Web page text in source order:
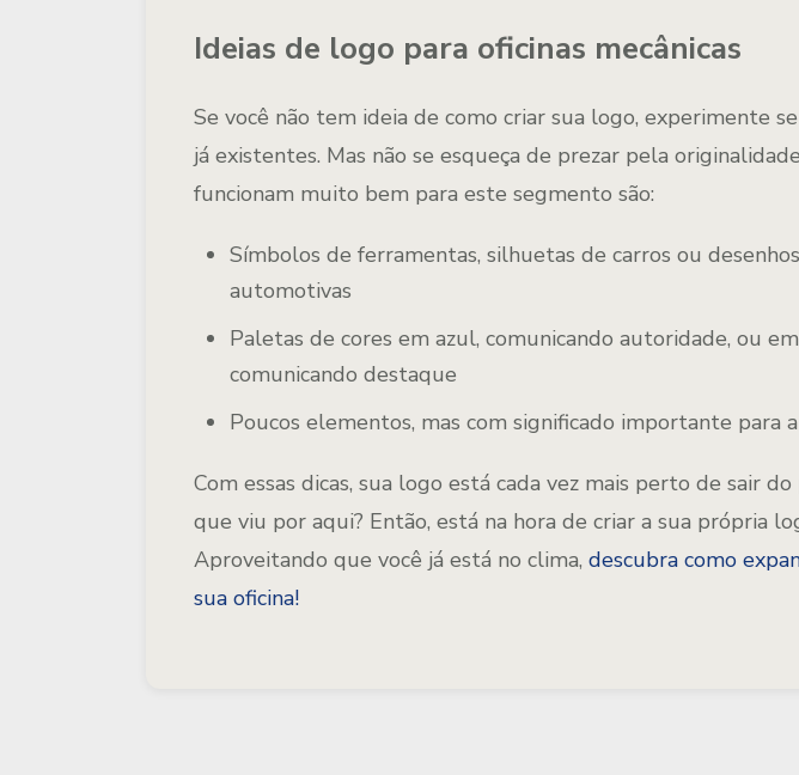
Ideias de logo para oficinas mecânicas
Se você não tem ideia de como criar sua logo, experimente
já existentes. Mas não se esqueça de prezar pela
funcionam muito bem para este segmento são:
Símbolos de ferramentas, silhuetas de carros ou
automotivas
Paletas de cores em azul, comunicando autoridade, ou
comunicando destaque
Poucos elementos, mas com significado importante para
Com essas dicas, sua logo está cada vez mais perto de sair
que viu por aqui? Então, está na hora de criar a sua própria
Aproveitando que você já está no clima, descubra como
sua oficina!